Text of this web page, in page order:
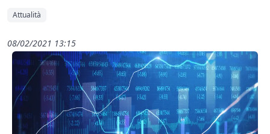
Attualità
08/02/2021 13:15